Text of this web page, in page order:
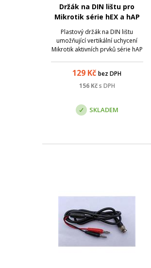
Držák na DIN lištu pro
Mikrotik série hEX a hAP
(porty dopředu), v2
Plastový držák na DIN lištu
umožňující vertikální uchycení
Mikrotik aktivních prvků série hAP
směrujícími kolmo dopředu.
Aktualizovaná verze s pevnějšími
129 Kč bez DPH
156Kčs DPH
SKLADEM